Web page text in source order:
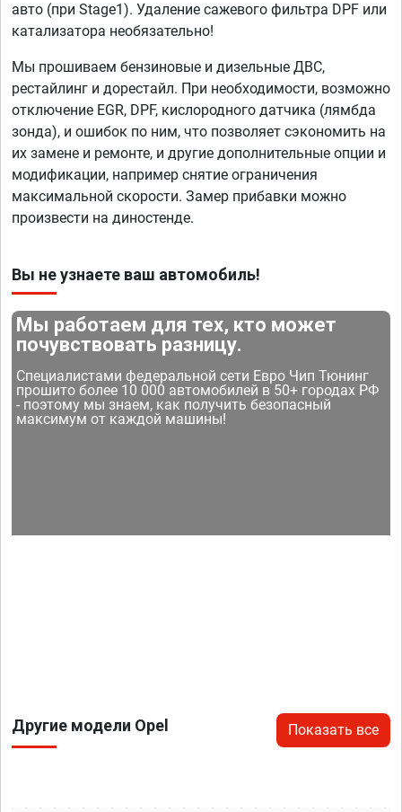
авто (при Stage1). Удаление сажевого фильтра DPF или
катализатора необязательно!
Мы прошиваем бензиновые и дизельные ДВС,
рестайлинг и дорестайл. При необходимости, возможно
отключение EGR, DPF, кислородного датчика (лямбда
зонда), и ошибок по ним, что позволяет сэкономить на
их замене и ремонте, и другие дополнительные опции и
модификации, например снятие ограничения
максимальной скорости. Замер прибавки можно
произвести на диностенде.
Вы не узнаете ваш автомобиль!
Мы работаем для тех, кто может
почувствовать разницу.
Специалистами федеральной сети Евро Чип Тюнинг
прошито более 10 000 автомобилей в 50+ городах РФ
- поэтому мы знаем, как получить безопасный
максимум от каждой машины!
Другие модели Opel Показать все